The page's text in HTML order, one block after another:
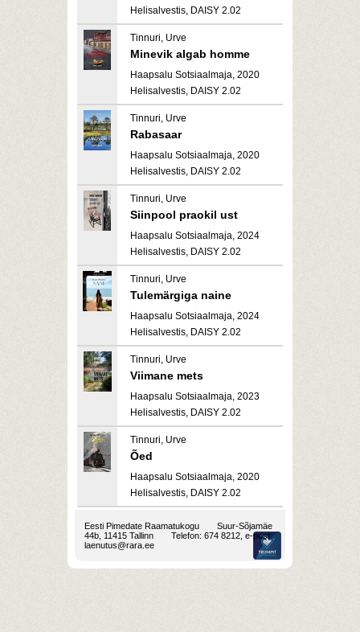
Helisalvestis, DAISY 2.02
Tinnuri, Urve
Minevik algab homme
Haapsalu Sotsiaalmaja, 2020
Helisalvestis, DAISY 2.02
Tinnuri, Urve
Rabasaar
Haapsalu Sotsiaalmaja, 2020
Helisalvestis, DAISY 2.02
Tinnuri, Urve
Siinpool praokil ust
Haapsalu Sotsiaalmaja, 2024
Helisalvestis, DAISY 2.02
Tinnuri, Urve
Tulemärgiga naine
Haapsalu Sotsiaalmaja, 2024
Helisalvestis, DAISY 2.02
Tinnuri, Urve
Viimane mets
Haapsalu Sotsiaalmaja, 2023
Helisalvestis, DAISY 2.02
Tinnuri, Urve
Õed
Haapsalu Sotsiaalmaja, 2020
Helisalvestis, DAISY 2.02
Eesti Pimedate Raamatukogu
Suur-Sõjamäe
44b, 11415 Tallinn
Telefon: 674 8212, e-post:
laenutus@rara.ee